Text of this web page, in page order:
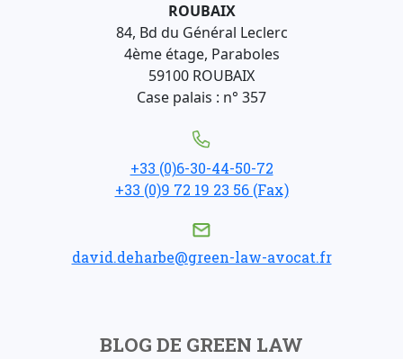
ROUBAIX
84, Bd du Général Leclerc
4ème étage, Paraboles
59100 ROUBAIX
Case palais : n° 357
+33 (0)6-30-44-50-72
+33 (0)9 72 19 23 56 (Fax)
david.deharbe@green-law-avocat.fr
BLOG DE GREEN LAW